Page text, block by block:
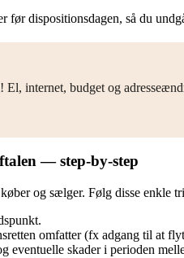
dispositionsdagen, så du
internet, budget og
— step-by-step
og sælger. Følg disse enkle
omfatter (fx adgang til at
eventuelle skader i perioden